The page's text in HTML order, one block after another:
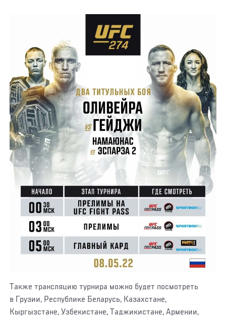
Также трансляцию турнира можно будет посмотреть
в Грузии, Республике Беларусь, Казахстане,
Кыргызстане, Узбекистане, Таджикистане, Армении,